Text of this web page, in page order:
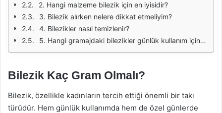
2. Hangi malzeme bilezik için en iyisidir?
3. Bilezik alırken nelere dikkat etmeliyim?
4. Bilezikler nasıl temizlenir?
5. Hangi gramajdaki bilezikler günlük kullanım için uygundur?
Bilezik Kaç Gram Olmalı?
Bilezik, özellikle kadınların tercih ettiği önemli bir takı
türüdür. Hem günlük kullanımda hem de özel günlerde